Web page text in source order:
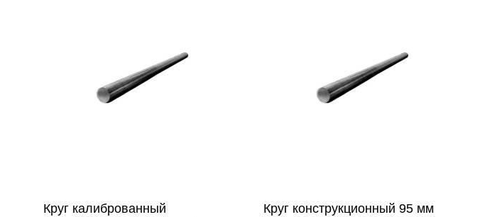
Круг калиброванный
Круг конструкционный 95 мм